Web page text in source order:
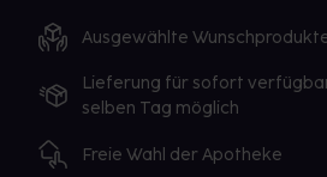
Ausgewählte
Lieferung für sofort
selben Tag möglich
Freie Wahl der Apotheke